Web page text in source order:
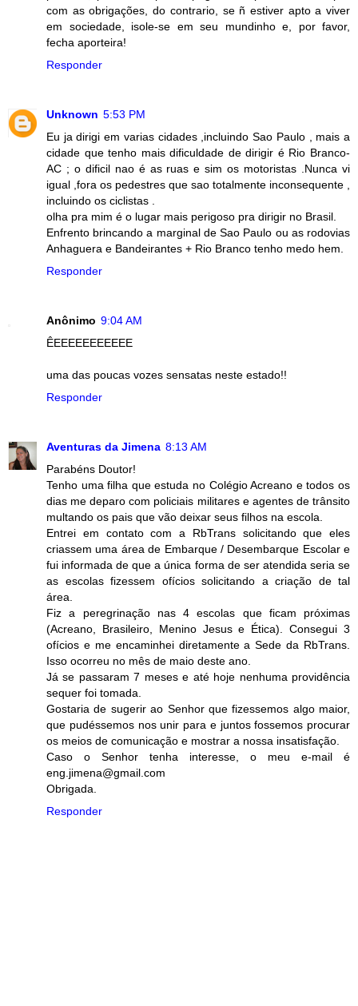
com as obrigações, do contrario, se ñ estiver apto a viver
em sociedade, isole-se em seu mundinho e, por favor,
fecha aporteira!
Responder
Unknown 5:53 PM
Eu ja dirigi em varias cidades ,incluindo Sao Paulo , mais a
cidade que tenho mais dificuldade de dirigir é Rio Branco-
AC ; o dificil nao é as ruas e sim os motoristas .Nunca vi
igual ,fora os pedestres que sao totalmente inconsequente ,
incluindo os ciclistas .
olha pra mim é o lugar mais perigoso pra dirigir no Brasil.
Enfrento brincando a marginal de Sao Paulo ou as rodovias
Anhaguera e Bandeirantes + Rio Branco tenho medo hem.
Responder
Anônimo 9:04 AM
ÊEEEEEEEEEEE
uma das poucas vozes sensatas neste estado!!
Responder
Aventuras da Jimena 8:13 AM
Parabéns Doutor!
Tenho uma filha que estuda no Colégio Acreano e todos os
dias me deparo com policiais militares e agentes de trânsito
multando os pais que vão deixar seus filhos na escola.
Entrei em contato com a RbTrans solicitando que eles
criassem uma área de Embarque / Desembarque Escolar e
fui informada de que a única forma de ser atendida seria se
as escolas fizessem ofícios solicitando a criação de tal
área.
Fiz a peregrinação nas 4 escolas que ficam próximas
(Acreano, Brasileiro, Menino Jesus e Ética). Consegui 3
ofícios e me encaminhei diretamente a Sede da RbTrans.
Isso ocorreu no mês de maio deste ano.
Já se passaram 7 meses e até hoje nenhuma providência
sequer foi tomada.
Gostaria de sugerir ao Senhor que fizessemos algo maior,
que pudéssemos nos unir para e juntos fossemos procurar
os meios de comunicação e mostrar a nossa insatisfação.
Caso o Senhor tenha interesse, o meu e-mail é
eng.jimena@gmail.com
Obrigada.
Responder